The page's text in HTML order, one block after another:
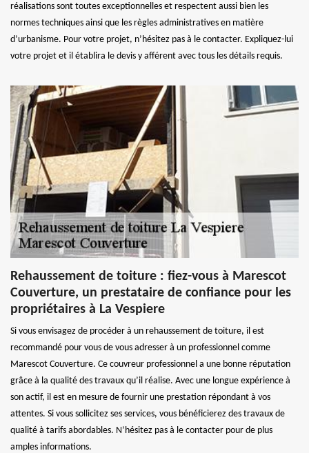
réalisations sont toutes exceptionnelles et respectent aussi bien les
normes techniques ainsi que les règles administratives en matière
d’urbanisme. Pour votre projet, n’hésitez pas à le contacter. Expliquez-lui
votre projet et il établira le devis y afférent avec tous les détails requis.
Rehaussement de toiture : fiez-vous à Marescot
Couverture, un prestataire de confiance pour les
propriétaires à La Vespiere
Si vous envisagez de procéder à un rehaussement de toiture, il est
recommandé pour vous de vous adresser à un professionnel comme
Marescot Couverture. Ce couvreur professionnel a une bonne réputation
grâce à la qualité des travaux qu’il réalise. Avec une longue expérience à
son actif, il est en mesure de fournir une prestation répondant à vos
attentes. Si vous sollicitez ses services, vous bénéficierez des travaux de
qualité à tarifs abordables. N’hésitez pas à le contacter pour de plus
amples informations.